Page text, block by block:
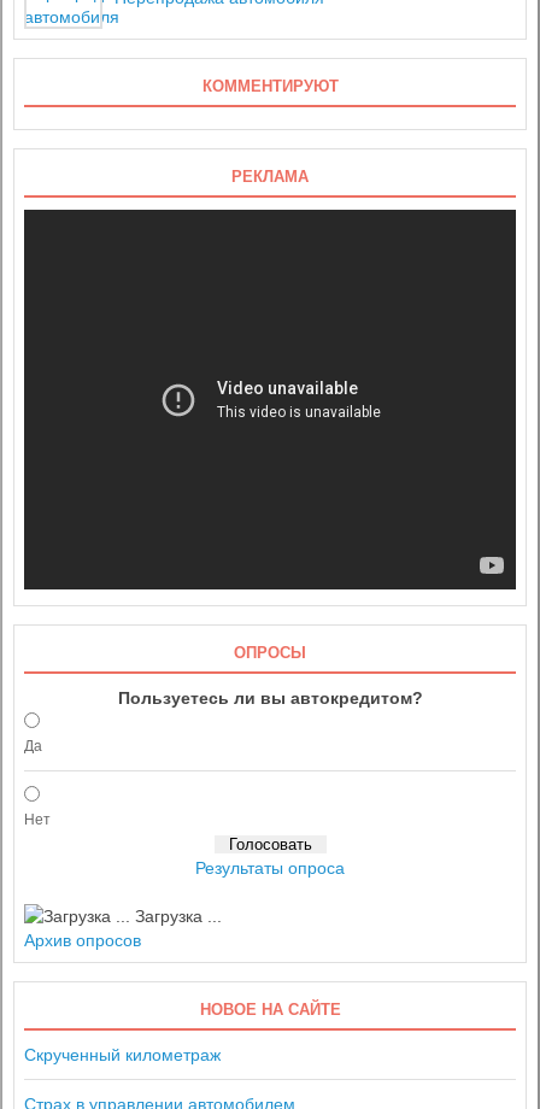
КОММЕНТИРУЮТ
РЕКЛАМА
ОПРОСЫ
Пользуетесь ли вы автокредитом?
Да
Нет
Результаты опроса
Загрузка ...
Архив опросов
НОВОЕ НА САЙТЕ
Скрученный километраж
Страх в управлении автомобилем